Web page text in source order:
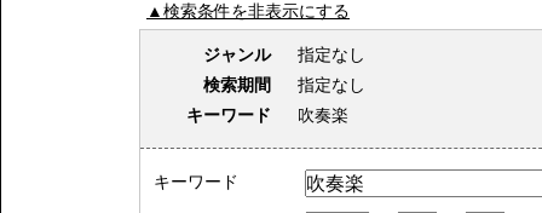
▲検索条件を非表示にする
ジャンル
指定なし
検索期間
指定なし
キーワード
吹奏楽
キーワード